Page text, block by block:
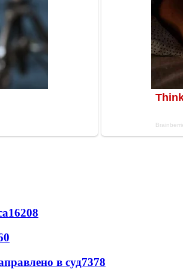
16208
в суд7378